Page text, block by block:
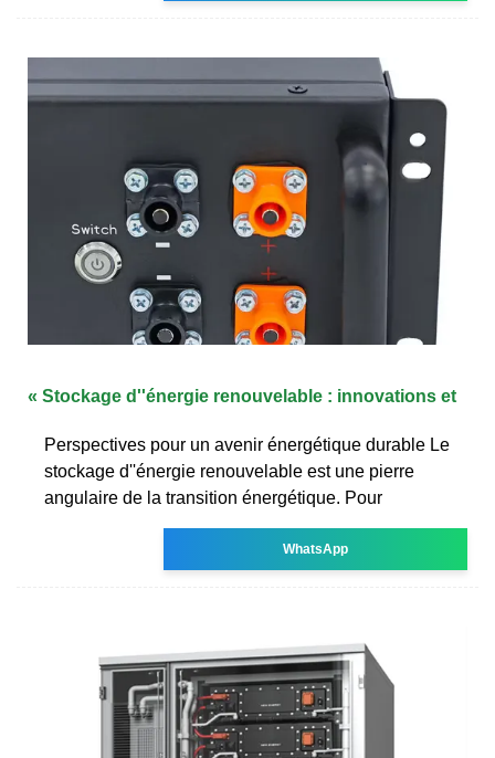
« Stockage d''énergie renouvelable : innovations et
Perspectives pour un avenir énergétique durable Le
stockage d''énergie renouvelable est une pierre
angulaire de la transition énergétique. Pour
WhatsApp